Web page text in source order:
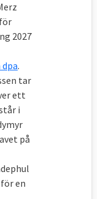
2027
.
tar
ett
i
på
en